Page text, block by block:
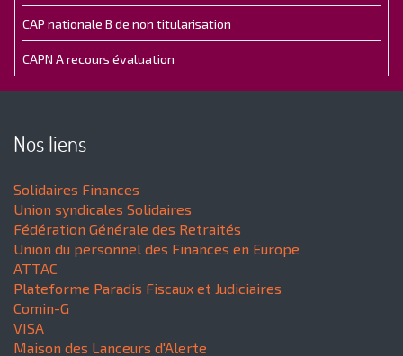
CAP nationale B de non titularisation
CAPN A recours évaluation
Nos liens
Solidaires Finances
Union syndicales Solidaires
Fédération Générale des Retraités
Union du personnel des Finances en Europe
ATTAC
Plateforme Paradis Fiscaux et Judiciaires
Comin-G
VISA
Maison des Lanceurs d'Alerte